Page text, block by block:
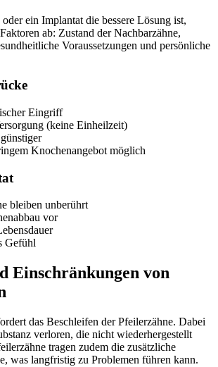
ein Implantat die bessere Lösung ist,
ab: Zustand der Nachbarzähne,
Voraussetzungen und persönliche
Eingriff
(keine Einheilzeit)
Knochenangebot möglich
bleiben unberührt
vor
Gefühl
Einschränkungen von
das Beschleifen der Pfeilerzähne. Dabei
verloren, die nicht wiederhergestellt
tragen zudem die zusätzliche
was langfristig zu Problemen führen kann.